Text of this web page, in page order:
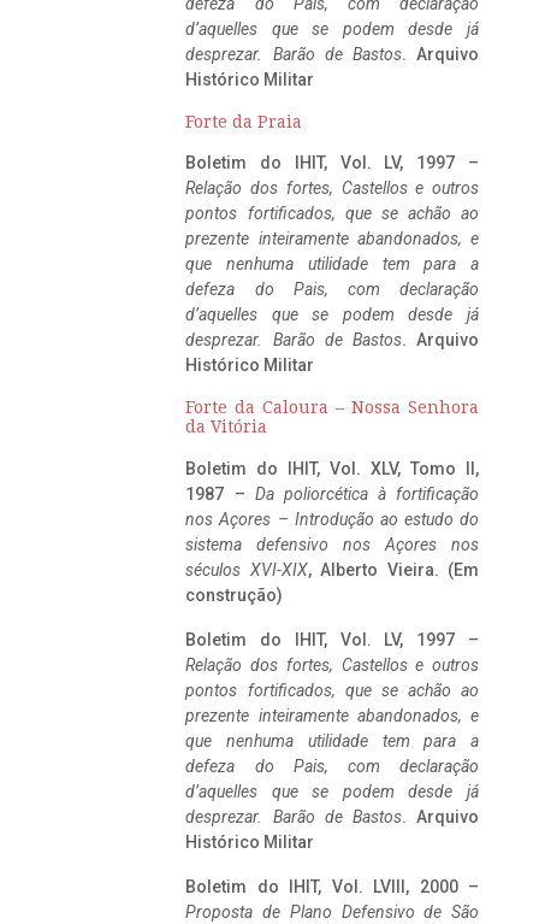
d’aquelles que se podem desde já
desprezar. Barão de Bastos. Arquivo
Histórico Militar
Forte da Praia
Boletim do IHIT, Vol. LV, 1997 –
Relação dos fortes, Castellos e outros
pontos fortificados, que se achão ao
prezente inteiramente abandonados, e
que nenhuma utilidade tem para a
defeza do Pais, com declaração
d’aquelles que se podem desde já
desprezar. Barão de Bastos. Arquivo
Histórico Militar
Forte da Caloura – Nossa Senhora
da Vitória
Boletim do IHIT, Vol. XLV, Tomo II,
1987 – Da poliorcética à fortificação
nos Açores – Introdução ao estudo do
sistema defensivo nos Açores nos
séculos XVI-XIX, Alberto Vieira. (Em
construção)
Boletim do IHIT, Vol. LV, 1997 –
Relação dos fortes, Castellos e outros
pontos fortificados, que se achão ao
prezente inteiramente abandonados, e
que nenhuma utilidade tem para a
defeza do Pais, com declaração
d’aquelles que se podem desde já
desprezar. Barão de Bastos. Arquivo
Histórico Militar
Boletim do IHIT, Vol. LVIII, 2000 –
Proposta de Plano Defensivo de São